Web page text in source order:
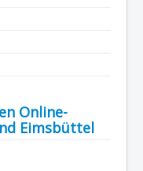
Online-
Eimsbüttel